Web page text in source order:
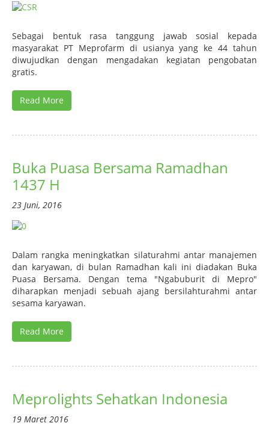
Sebagai bentuk rasa tanggung jawab sosial kepada
masyarakat PT Meprofarm di usianya yang ke 44 tahun
diwujudkan dengan mengadakan kegiatan pengobatan
gratis.
Read More
Buka Puasa Bersama Ramadhan
1437 H
23 Juni, 2016
Dalam rangka meningkatkan silaturahmi antar manajemen
dan karyawan, di bulan Ramadhan kali ini diadakan Buka
Puasa Bersama. Dengan tema "Ngabuburit di Mepro"
diharapkan menjadi sebuah ajang bersilahturahmi antar
sesama karyawan.
Read More
Meprolights Sehatkan Indonesia
19 Maret 2016